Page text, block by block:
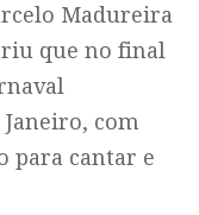
Madureira
que no final
com
para cantar e